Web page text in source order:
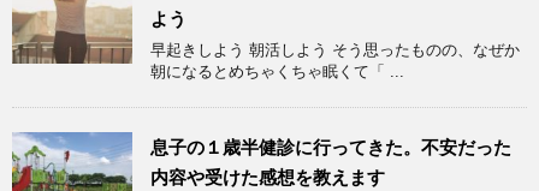
よう
早起きしよう 朝活しよう そう思ったものの、なぜか
朝になるとめちゃくちゃ眠くて「 ...
息子の１歳半健診に行ってきた。不安だった
内容や受けた感想を教えます